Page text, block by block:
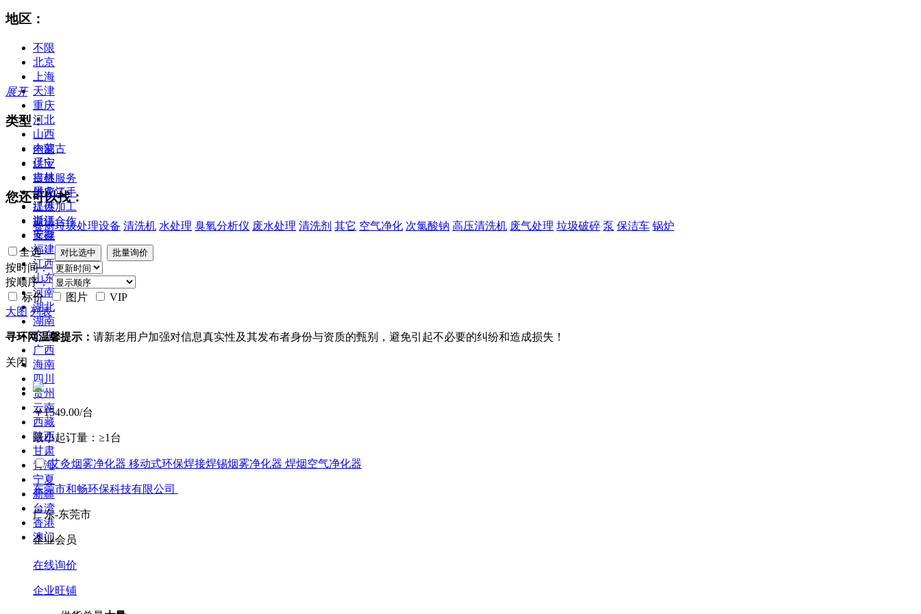
地区：
不限
北京
上海
天津
重庆
河北
山西
内蒙古
辽宁
吉林
黑龙江
江苏
浙江
安徽
福建
江西
山东
河南
湖北
湖南
广东
广西
海南
四川
贵州
云南
西藏
陕西
甘肃
青海
宁夏
新疆
台湾
香港
澳门
展开
类型：
全部
供应
提供服务
供应二手
提供加工
提供合作
库存
您还可以找：
餐厨垃圾处理设备 清洗机 水处理 臭氧分析仪 废水处理 清洗剂 其它 空气净化 次氯酸钠 高压清洗机 废气处理 垃圾破碎 泵 保洁车 锅炉
全选
按时间：
按顺序：
标价
图片
VIP
大图 列表
寻环网温馨提示： 请新老用户加强对信息真实性及其发布者身份与资质的甄别，避免引起不必要的纠纷和造成损失！
关闭
￥1549.00/台
最小起订量： ≥1台
艾灸烟雾净化器 移动式环保焊接焊锡烟雾净化器 焊烟空气净化器
东莞市和畅环保科技有限公司
广东-东莞市
企业会员
在线询价
企业旺铺